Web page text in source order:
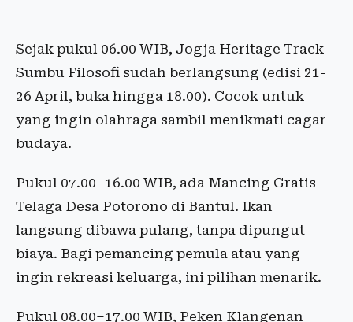
Sejak pukul 06.00 WIB, Jogja Heritage Track -
Sumbu Filosofi sudah berlangsung (edisi 21-
26 April, buka hingga 18.00). Cocok untuk
yang ingin olahraga sambil menikmati cagar
budaya.
Pukul 07.00–16.00 WIB, ada Mancing Gratis
Telaga Desa Potorono di Bantul. Ikan
langsung dibawa pulang, tanpa dipungut
biaya. Bagi pemancing pemula atau yang
ingin rekreasi keluarga, ini pilihan menarik.
Pukul 08.00–17.00 WIB, Peken Klangenan